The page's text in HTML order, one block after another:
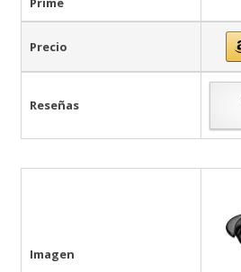
Precio
Reseñas
Imagen